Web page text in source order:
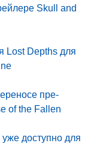
Skull and
Lost Depths для
пре-
of the Fallen
доступно для